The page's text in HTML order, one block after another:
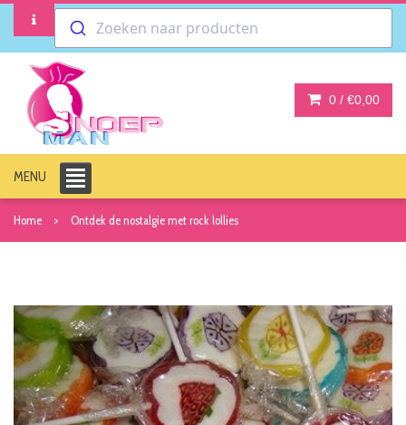
Zoeken naar producten
0 / €0,00
MENU
Home Ontdek de nostalgie met rock lollies